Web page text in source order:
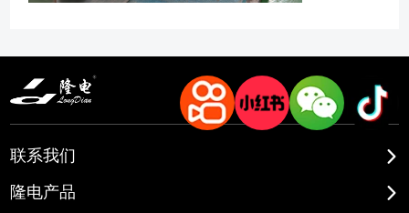
联系我们
隆电产品